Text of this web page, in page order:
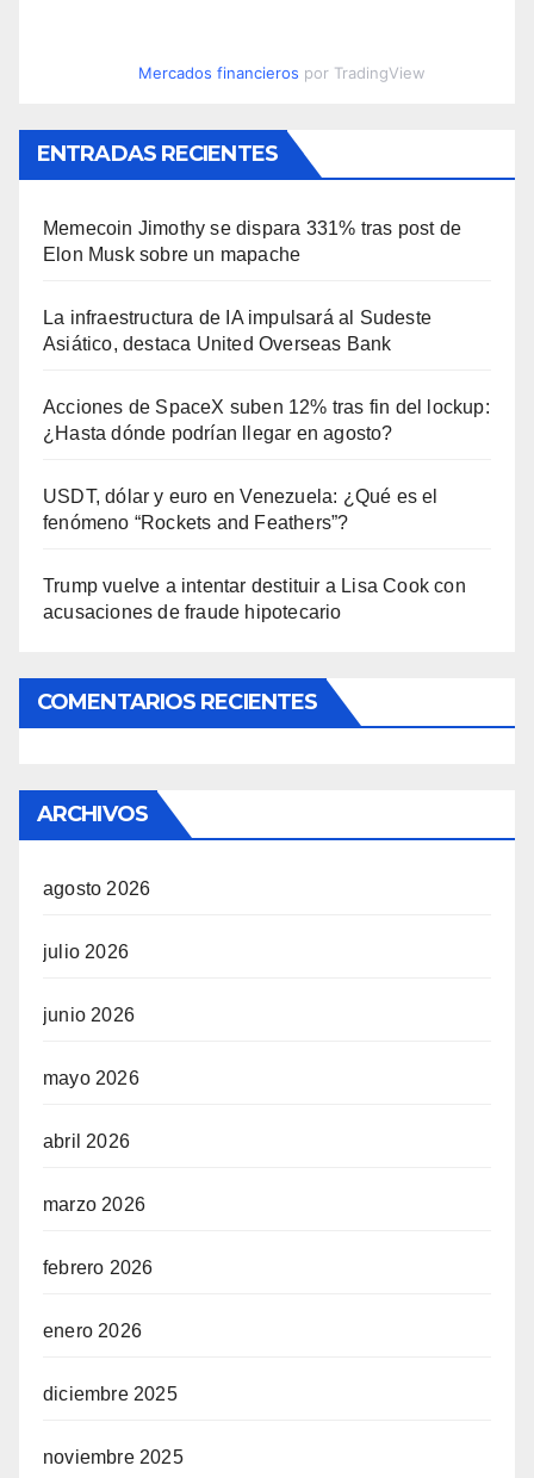
Mercados financieros por TradingView
ENTRADAS RECIENTES
Memecoin Jimothy se dispara 331% tras post de
Elon Musk sobre un mapache
La infraestructura de IA impulsará al Sudeste
Asiático, destaca United Overseas Bank
Acciones de SpaceX suben 12% tras fin del lockup:
¿Hasta dónde podrían llegar en agosto?
USDT, dólar y euro en Venezuela: ¿Qué es el
fenómeno “Rockets and Feathers”?
Trump vuelve a intentar destituir a Lisa Cook con
acusaciones de fraude hipotecario
COMENTARIOS RECIENTES
ARCHIVOS
agosto 2026
julio 2026
junio 2026
mayo 2026
abril 2026
marzo 2026
febrero 2026
enero 2026
diciembre 2025
noviembre 2025